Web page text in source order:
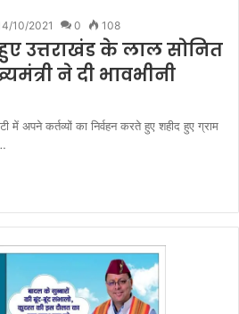
10/2021 0 108
उत्तराखंड के लाल सोनित
ने दी भावभीनी
में अपने कर्तव्यों का निर्वहन करते हुए शहीद हुए ग्राम